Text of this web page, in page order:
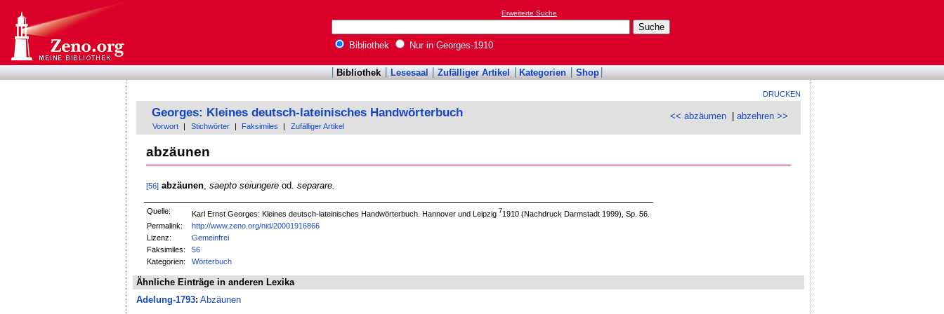
Erweiterte Suche
Bibliothek Nur in Georges-1910
Bibliothek Lesesaal Zufälliger Artikel Kategorien Shop
DRUCKEN
<< abzäumen |abzehren >>
Georges: Kleines deutsch-lateinisches Handwörterbuch
Vorwort Stichwörter Faksimiles Zufälliger Artikel
abzäunen
[56] abzäunen, saepto seiungereod. separare.
Quelle: Karl Ernst Georges: Kleines deutsch-lateinisches Handwörterbuch. Hannover und Leipzig 71910 (Nachdruck Darmstadt 1999), Sp. 56.
Permalink:
http://www.zeno.org/nid/20001916866
Lizenz:
Gemeinfrei
Faksimiles:
56
Kategorien:
Wörterbuch
Ähnliche Einträge in anderen Lexika
Adelung-1793: Abzäunen